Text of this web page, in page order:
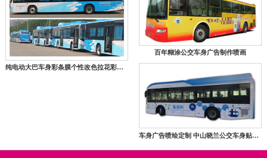
纯电动大巴车身彩条膜个性改色拉花彩条膜镂空制作厂家
百年糊涂公交车身广告制作喷画
车身广告喷绘定制 中山晓兰公交车身贴广告喷绘案例